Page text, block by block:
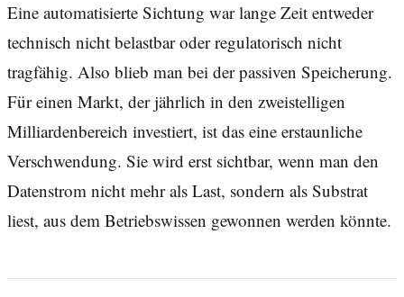
Eine automatisierte Sichtung war lange Zeit entweder
technisch nicht belastbar oder regulatorisch nicht
tragfähig. Also blieb man bei der passiven Speicherung.
Für einen Markt, der jährlich in den zweistelligen
Milliardenbereich investiert, ist das eine erstaunliche
Verschwendung. Sie wird erst sichtbar, wenn man den
Datenstrom nicht mehr als Last, sondern als Substrat
liest, aus dem Betriebswissen gewonnen werden könnte.